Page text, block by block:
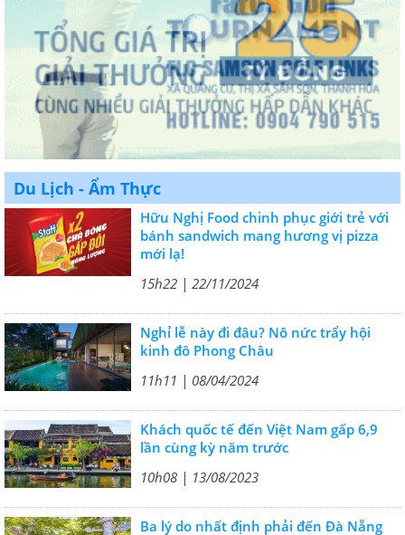
Du Lịch - Ẩm Thực
Hữu Nghị Food chinh phục giới trẻ với
bánh sandwich mang hương vị pizza
mới lạ!
15h22 | 22/11/2024
Nghỉ lễ này đi đâu? Nô nức trẩy hội
kinh đô Phong Châu
11h11 | 08/04/2024
Khách quốc tế đến Việt Nam gấp 6,9
lần cùng kỳ năm trước
10h08 | 13/08/2023
Ba lý do nhất định phải đến Đà Nẵng